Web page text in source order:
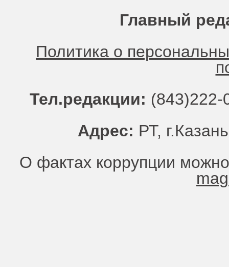
Главный
Политика о
Тел.редакции:
Адрес: РТ,
О фактах коррупции